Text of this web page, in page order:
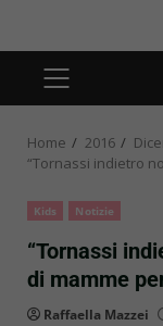
PRIMARY
MENU
Home 2016
“Tornassi indietro
Kids Notizie
“Tornassi
di mamme
Raffaella Mazzei